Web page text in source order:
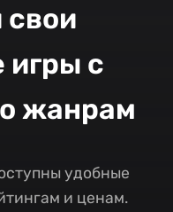
свои
игры с
жанрам
удобные
и ценам.